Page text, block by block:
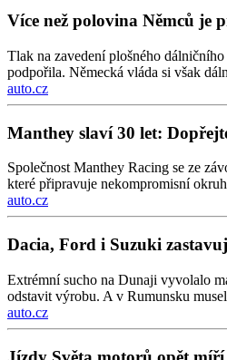
Více než polovina Němců je
Tlak na zavedení plošného
podpořila. Německá vláda si však
auto.cz
Manthey slaví 30 let:
Společnost Manthey Racing se ze
které připravuje nekompromisní
auto.cz
Dacia, Ford i Suzuki
Extrémní sucho na Dunaji vyvolalo
odstavit výrobu. A v Rumunsku
auto.cz